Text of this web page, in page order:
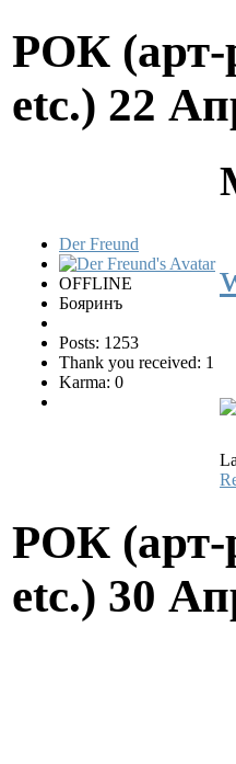
РОК (арт-
etc.) 22
Der Freund
OFFLINE
Бояринъ
Posts: 1253
Thank you received: 1
Karma: 0
РОК (арт-
etc.) 30